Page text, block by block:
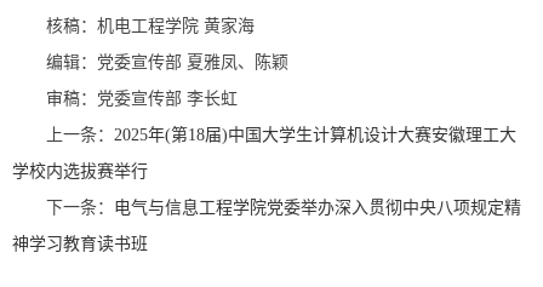
核稿：机电工程学院 黄家海
编辑：党委宣传部 夏雅凤、陈颖
审稿：党委宣传部 李长虹
上一条： 2025年(第18届)中国大学生计算机设计大赛安徽理工大
学校内选拔赛举行
下一条：
电气与信息工程学院党委举办深入贯彻中央八项规定精
神学习教育读书班